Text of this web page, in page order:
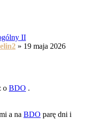
II
» 19 maja 2026
o BDO .
a na BDO parę dni i